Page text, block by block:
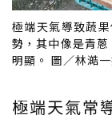
極端天氣導致蔬
勢，其中像是青
明顯。 圖／林澔
極端天氣常